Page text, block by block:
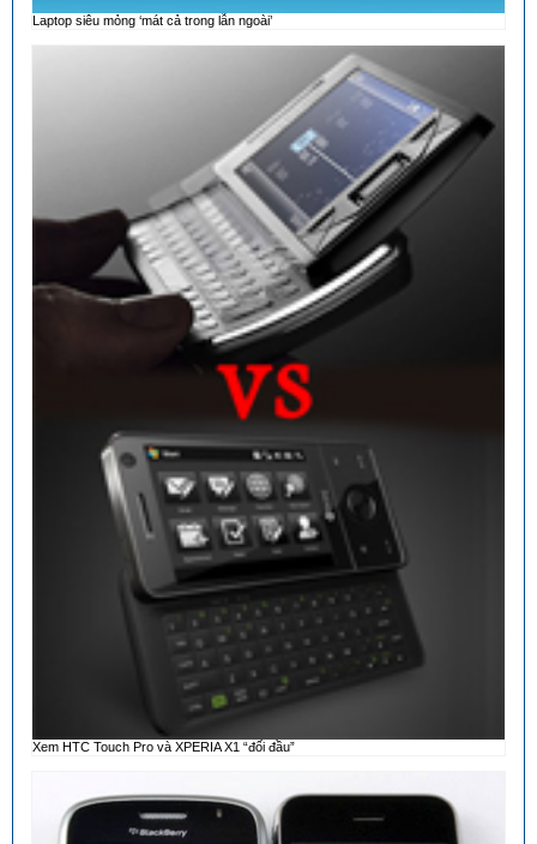
Laptop siêu mỏng ‘mát cả trong lẫn ngoài’
Xem HTC Touch Pro và XPERIA X1 “đối đầu”